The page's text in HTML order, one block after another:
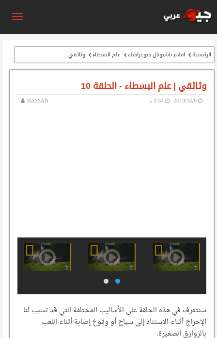
الرئيسية افلام ناشيونال جيوغرافيك علم البسطاء وثائقي
وثائقي | علم البسطاء - الحلقة 10
HASSAN 8‏/10‏/2019 3:34 م
سنتعرف في هذه الحلقة على الأساليب المختلفة التي قد تسبب لنا
الإحراج أثناء الاستناد إلى سياج أو وقوع إصابة أثناء اللعب
بالزوارق الصغيرة.